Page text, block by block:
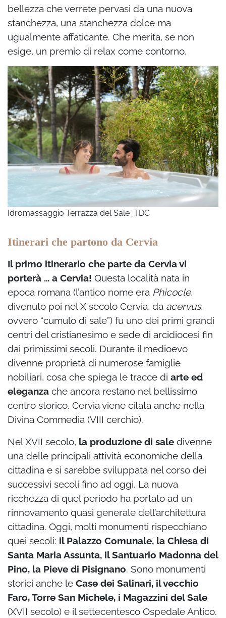
bellezza che verrete pervasi da una nuova
stanchezza, una stanchezza dolce ma
ugualmente affaticante. Che merita, se non
esige, un premio di relax come contorno.
Idromassaggio Terrazza del Sale_TDC
Itinerari che partono da Cervia
Il primo itinerario che parte da Cervia vi
porterà … a Cervia! Questa località nata in
epoca romana (l’antico nome era Phicocle,
divenuto poi nel X secolo Cervia, da acervus,
ovvero “cumulo di sale”) fu uno dei primi grandi
centri del cristianesimo e sede di arcidiocesi fin
dai primissimi secoli. Durante il medioevo
divenne proprietà di numerose famiglie
nobiliari, cosa che spiega le tracce di arte ed
eleganza che ancora restano nel bellissimo
centro storico. Cervia viene citata anche nella
Divina Commedia (VIII cerchio).
Nel XVII secolo, la produzione di sale divenne
una delle principali attività economiche della
cittadina e si sarebbe sviluppata nel corso dei
successivi secoli fino ad oggi. La nuova
ricchezza di quel periodo ha portato ad un
rinnovamento quasi generale dell’architettura
cittadina. Oggi, molti monumenti rispecchiano
quei secoli: il Palazzo Comunale, la Chiesa di
Santa Maria Assunta, il Santuario Madonna del
Pino, la Pieve di Pisignano. Sono monumenti
storici anche le Case dei Salinari, il vecchio
Faro, Torre San Michele, i Magazzini del Sale
(XVII secolo) e il settecentesco Ospedale Antico.